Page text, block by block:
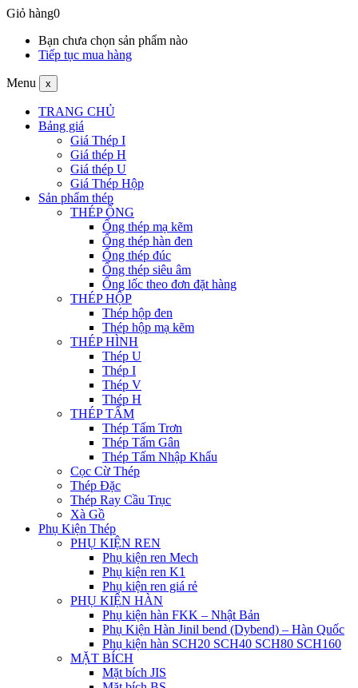
Giỏ hàng0
Bạn chưa chọn sản phẩm nào
Tiếp tục mua hàng
Menu x
TRANG CHỦ
Bảng giá
Giá Thép I
Giá thép H
Giá thép U
Giá Thép Hộp
Sản phẩm thép
THÉP ỐNG
Ống thép mạ kẽm
Ống thép hàn đen
Ống thép đúc
Ống thép siêu âm
Ống lốc theo đơn đặt hàng
THÉP HỘP
Thép hộp đen
Thép hộp mạ kẽm
THÉP HÌNH
Thép U
Thép I
Thép V
Thép H
THÉP TẤM
Thép Tấm Trơn
Thép Tấm Gân
Thép Tấm Nhập Khẩu
Cọc Cừ Thép
Thép Đặc
Thép Ray Cầu Trục
Xà Gồ
Phụ Kiện Thép
PHỤ KIỆN REN
Phụ kiện ren Mech
Phụ kiện ren K1
Phụ kiện ren giá rẻ
PHỤ KIỆN HÀN
Phụ kiện hàn FKK – Nhật Bản
Phụ Kiện Hàn Jinil bend (Dybend) – Hàn Quốc
Phụ kiện hàn SCH20 SCH40 SCH80 SCH160
MẶT BÍCH
Mặt bích JIS